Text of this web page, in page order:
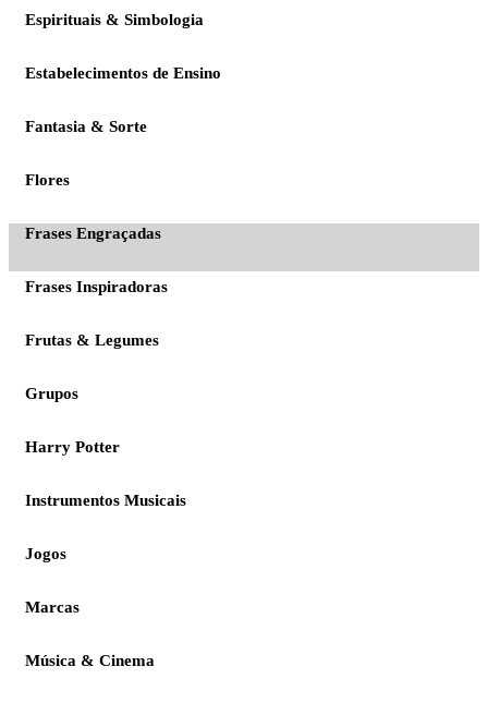
Espirituais & Simbologia
Estabelecimentos de Ensino
Fantasia & Sorte
Flores
Frases Engraçadas
Frases Inspiradoras
Frutas & Legumes
Grupos
Harry Potter
Instrumentos Musicais
Jogos
Marcas
Música & Cinema